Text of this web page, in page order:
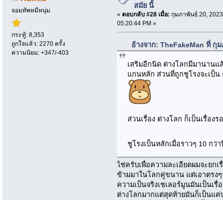
จอมทัพหมีหนุ่ม
กระทู้: 8,353
ถูกใจแล้ว: 2270 ครั้ง
ความนิยม: +347/-403
สมัย นี้
« ตอบกลับ #28 เมื่อ: กุมภาพันธ์ 20,
05:20:44 PM »
อ้างจาก: TheFakeMan ที่ กุ
เสริมอีกนิด ต่างโลกมีมานานแ
แกนหลัก ส่วนที่ถูกชูโรงจะเป็
ส่วนเรื่อง ต่างโลก ก็เป็นเรื่อง
ชูโรงเป็นหลักเมื่อราวๆ 10 กว่
ไช่ครับเพื่อความละเอียดผมจะยก
ข้ามมาในโลกคู่ขนาน แต่เอาตรง
ความเป็นจริงเชเลอร์มูนมันเป็นเ
ต่างโลกมากแต่สุดท้ายมันก็เป็นแ